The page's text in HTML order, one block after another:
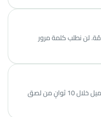
لن نطلب كلمة مرور
أغلب الريلز تُحلَّل وتصبح جاهزة للتحميل خلال 10 ثوانٍ من لصق